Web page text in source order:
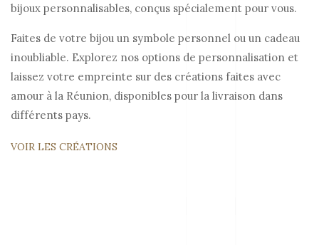
bijoux personnalisables, conçus spécialement pour vous.
Faites de votre bijou un symbole personnel ou un cadeau
inoubliable. Explorez nos options de personnalisation et
laissez votre empreinte sur des créations faites avec
amour à la Réunion, disponibles pour la livraison dans
différents pays.
VOIR LES CRÉATIONS